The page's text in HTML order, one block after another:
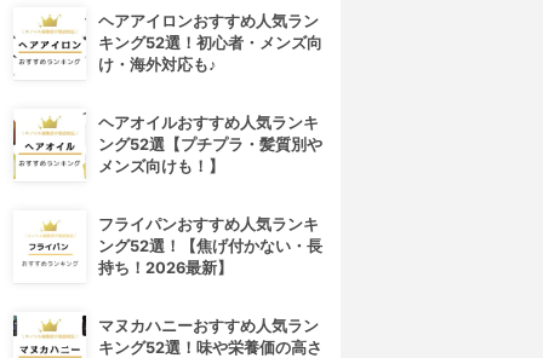
4位
ヘアアイロンおすすめ人気ラン
キング52選！初心者・メンズ向
け・海外対応も♪
ヘアオイルおすすめ人気ランキ
ング52選【プチプラ・髪質別や
メンズ向けも！】
フライパンおすすめ人気ランキ
ング52選！【焦げ付かない・長
持ち！2026最新】
マヌカハニーおすすめ人気ラン
キング52選！味や栄養価の高さ